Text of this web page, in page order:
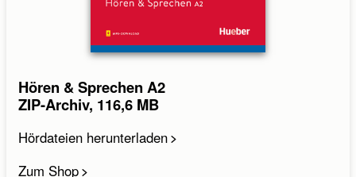
Hören & Sprechen A2
ZIP-Archiv, 116,6 MB
Hördateien herunterladen
Zum Shop